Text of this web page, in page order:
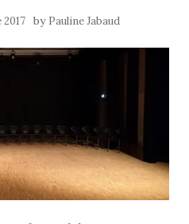
by Pauline Jabaud